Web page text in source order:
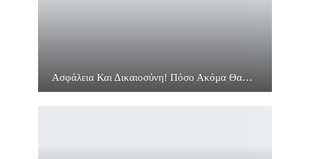
Ασφάλεια Και Δικαιοσύνη! Πόσο Ακόμα Θα…